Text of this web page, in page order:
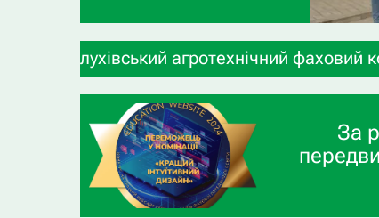
агротехнічний фаховий коледж
За